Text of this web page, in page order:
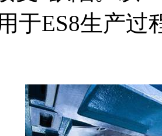
于ES8生产过